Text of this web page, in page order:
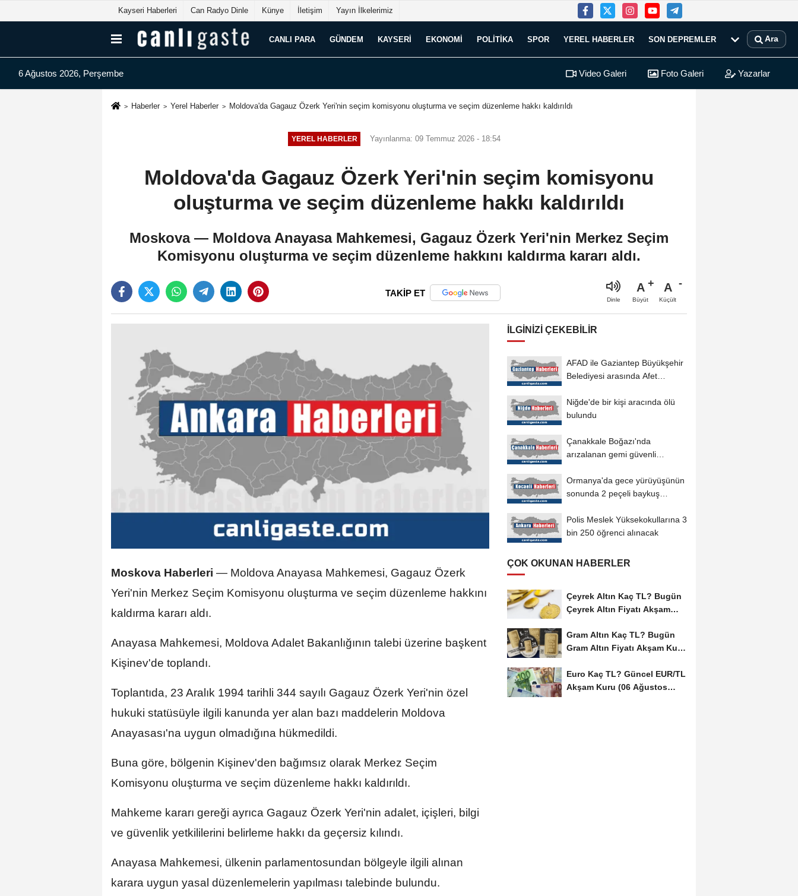
Kayseri Haberleri Can Radyo Dinle Künye İletişim Yayın İlkelerimiz
CANLI PARA GÜNDEM KAYSERI EKONOMI POLITIKA SPOR YEREL HABERLER SON DEPREMLER Ara
6 Ağustos 2026, Perşembe Video Galeri Foto Galeri Yazarlar
Haberler Yerel Haberler Moldova'da Gagauz Özerk Yeri'nin seçim komisyonu oluşturma ve seçim düzenleme hakkı kaldırıldı
YEREL HABERLER Yayınlanma: 09 Temmuz 2026 - 18:54
Moldova'da Gagauz Özerk Yeri'nin seçim komisyonu
oluşturma ve seçim düzenleme hakkı kaldırıldı
Moskova — Moldova Anayasa Mahkemesi, Gagauz Özerk Yeri'nin Merkez Seçim
Komisyonu oluşturma ve seçim düzenleme hakkını kaldırma kararı aldı.
TAKİP ET
Dinle
A
Büyüt
A
Küçült
Moskova Haberleri — Moldova Anayasa Mahkemesi, Gagauz Özerk
Yeri'nin Merkez Seçim Komisyonu oluşturma ve seçim düzenleme hakkını
kaldırma kararı aldı.
Anayasa Mahkemesi, Moldova Adalet Bakanlığının talebi üzerine başkent
Kişinev'de toplandı.
Toplantıda, 23 Aralık 1994 tarihli 344 sayılı Gagauz Özerk Yeri'nin özel
hukuki statüsüyle ilgili kanunda yer alan bazı maddelerin Moldova
Anayasası'na uygun olmadığına hükmedildi.
Buna göre, bölgenin Kişinev'den bağımsız olarak Merkez Seçim
Komisyonu oluşturma ve seçim düzenleme hakkı kaldırıldı.
Mahkeme kararı gereği ayrıca Gagauz Özerk Yeri'nin adalet, içişleri, bilgi
ve güvenlik yetkililerini belirleme hakkı da geçersiz kılındı.
Anayasa Mahkemesi, ülkenin parlamentosundan bölgeyle ilgili alınan
karara uygun yasal düzenlemelerin yapılması talebinde bulundu.
İLGINIZI ÇEKEBILIR
AFAD ile Gaziantep Büyükşehir
Belediyesi arasında Afet
Niğde'de bir kişi aracında ölü
bulundu
Çanakkale Boğazı'nda
arızalanan gemi güvenli
Ormanya'da gece yürüyüşünün
sonunda 2 peçeli baykuş
Polis Meslek Yüksekokullarına 3
bin 250 öğrenci alınacak
ÇOK OKUNAN HABERLER
Çeyrek Altın Kaç TL? Bugün
Çeyrek Altın Fiyatı Akşam
Gram Altın Kaç TL? Bugün
Gram Altın Fiyatı Akşam Kuru
Euro Kaç TL? Güncel EUR/TL
Akşam Kuru (06 Ağustos